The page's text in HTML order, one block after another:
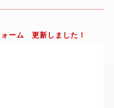
ーム 更新しました！